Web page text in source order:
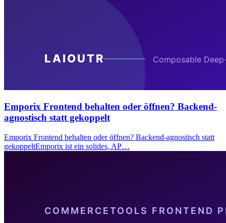
Emporix Frontend behalten oder öffnen? Backend-
agnostisch statt gekoppelt
Emporix Frontend behalten oder öffnen? Backend-agnostisch statt
gekoppeltEmporix ist ein solides, AP…